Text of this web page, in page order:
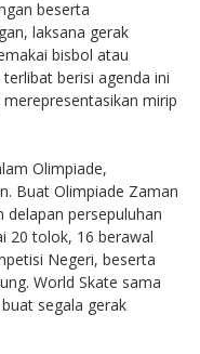
beserta
laksana gerak
bisbol atau
berisi agenda ini
mirip
Olimpiade,
Buat Olimpiade Zaman
persepuluhan
20 tolok, 16 berawal
Negeri, beserta
World Skate sama
segala gerak